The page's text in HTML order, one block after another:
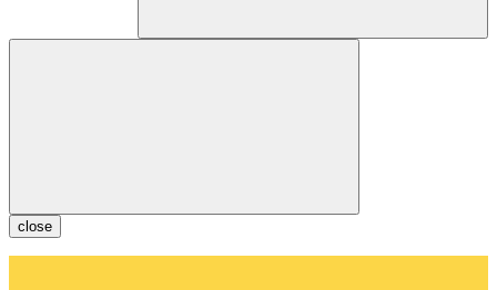
close